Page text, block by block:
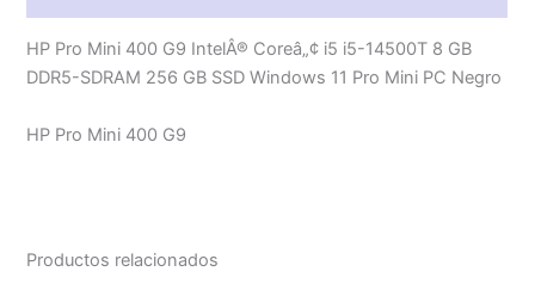
HP Pro Mini 400 G9 IntelÂ® Coreâ„¢ i5 i5-14500T 8 GB
DDR5-SDRAM 256 GB SSD Windows 11 Pro Mini PC Negro
HP Pro Mini 400 G9
Productos relacionados